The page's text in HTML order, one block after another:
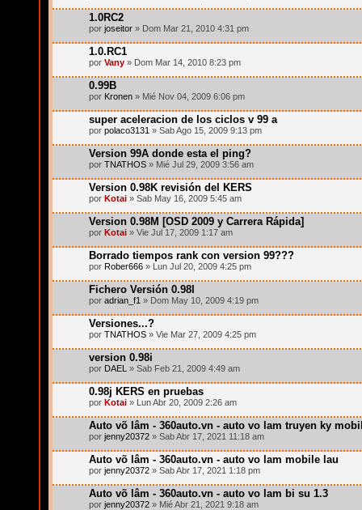
1.0RC2
por joseitor » Dom Mar 21, 2010 4:31 pm
1.0.RC1
por Vany » Dom Mar 14, 2010 8:23 pm
0.99B
por Kronen » Mié Nov 04, 2009 6:06 pm
super aceleracion de los ciclos v 99 a
por polaco3131 » Sab Ago 15, 2009 9:13 pm
Version 99A donde esta el ping?
por TNATHOS » Mié Jul 29, 2009 3:56 am
Version 0.98K revisión del KERS
por Kotai » Sab May 16, 2009 5:45 am
Version 0.98M [OSD 2009 y Carrera Rápida]
por Kotai » Vie Jul 17, 2009 1:17 am
Borrado tiempos rank con version 99???
por Rober666 » Lun Jul 20, 2009 4:25 pm
Fichero Versión 0.98I
por adrian_f1 » Dom May 10, 2009 4:19 pm
Versiones...?
por TNATHOS » Vie Mar 27, 2009 4:25 pm
version 0.98i
por DAEL » Sab Feb 21, 2009 4:49 am
0.98j KERS en pruebas
por Kotai » Lun Abr 20, 2009 2:26 am
Auto võ lâm - 360auto.vn - auto vo lam truyen ky
por jenny20372 » Sab Abr 17, 2021 11:18 am
Auto võ lâm - 360auto.vn - auto vo lam mobile lau
por jenny20372 » Sab Abr 17, 2021 1:18 pm
Auto võ lâm - 360auto.vn - auto vo lam bi su 1.3
por jenny20372 » Mié Abr 21, 2021 9:18 am